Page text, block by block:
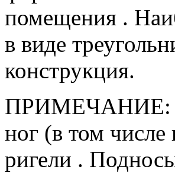
помещения .
в виде
конструкция.
ПРИМЕЧАНИЕ:
ног (в том
ригели .